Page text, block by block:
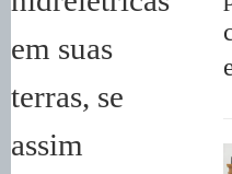
em suas
terras, se
assim